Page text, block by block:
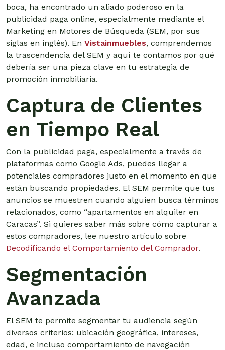
boca, ha encontrado un aliado poderoso en la
publicidad paga online, especialmente mediante el
Marketing en Motores de Búsqueda (SEM, por sus
siglas en inglés). En Vistainmuebles, comprendemos
la trascendencia del SEM y aquí te contamos por qué
debería ser una pieza clave en tu estrategia de
promoción inmobiliaria.
Captura de Clientes
en Tiempo Real
Con la publicidad paga, especialmente a través de
plataformas como Google Ads, puedes llegar a
potenciales compradores justo en el momento en que
están buscando propiedades. El SEM permite que tus
anuncios se muestren cuando alguien busca términos
relacionados, como “apartamentos en alquiler en
Caracas”. Si quieres saber más sobre cómo capturar a
estos compradores, lee nuestro artículo sobre
Decodificando el Comportamiento del Comprador.
Segmentación
Avanzada
El SEM te permite segmentar tu audiencia según
diversos criterios: ubicación geográfica, intereses,
edad, e incluso comportamiento de navegación